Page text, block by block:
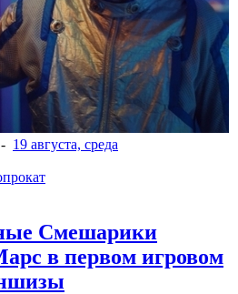
- 19 августа, среда
Смешарики
в первом игровом